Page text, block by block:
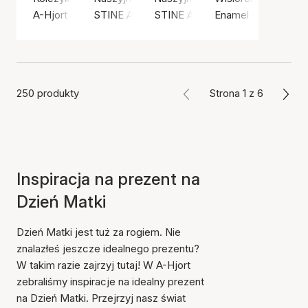
A-Hjort JewellerySTINE A JewelrySTINE A JewelryEnamel
250 produkty Strona 1 z 6
Inspiracja na prezent na
Dzień Matki
Dzień Matki jest tuż za rogiem. Nie
znalazłeś jeszcze idealnego prezentu?
W takim razie zajrzyj tutaj! W A-Hjort
zebraliśmy inspiracje na idealny prezent
na Dzień Matki. Przejrzyj nasz świat